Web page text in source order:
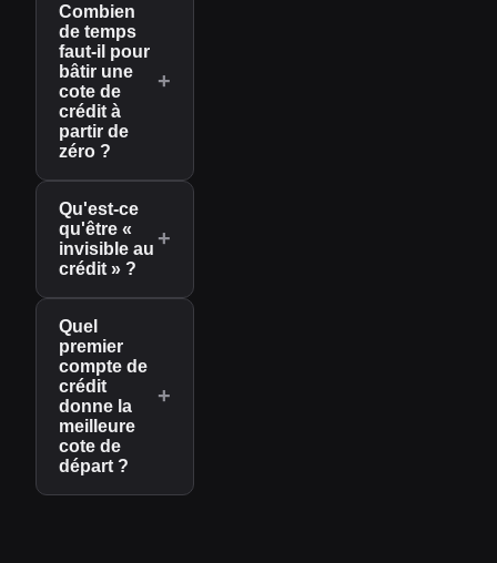
Combien
de temps
faut-il pour
bâtir une
cote de
crédit à
partir de
zéro ?
+
Qu'est-ce
qu'être «
invisible au
crédit » ?
+
Quel
premier
compte de
crédit
donne la
meilleure
cote de
départ ?
+